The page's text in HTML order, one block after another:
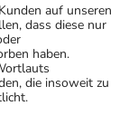
auf unseren
dass diese nur
haben.
die insoweit zu